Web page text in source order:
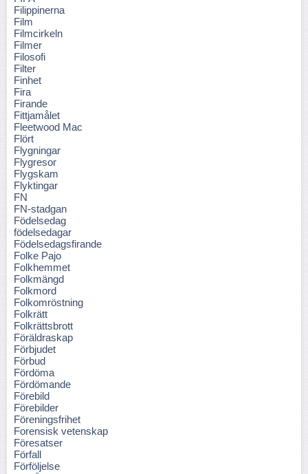
Filippinerna
Film
Filmcirkeln
Filmer
Filosofi
Filter
Finhet
Fira
Firande
Fittjamålet
Fleetwood Mac
Flört
Flygningar
Flygresor
Flygskam
Flyktingar
FN
FN-stadgan
Födelsedag
födelsedagar
Födelsedagsfirande
Folke Pajo
Folkhemmet
Folkmängd
Folkmord
Folkomröstning
Folkrätt
Folkrättsbrott
Föräldraskap
Förbjudet
Förbud
Fördöma
Fördömande
Förebild
Förebilder
Föreningsfrihet
Forensisk vetenskap
Föresatser
Förfall
Förföljelse